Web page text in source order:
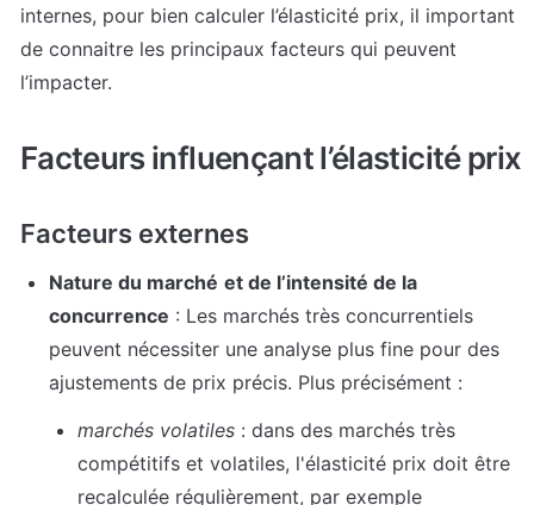
internes, pour bien calculer l’élasticité prix, il important
de connaitre les principaux facteurs qui peuvent
l’impacter.
Facteurs externes
Nature du marché et de l’intensité de la
concurrence : Les marchés très concurrentiels
peuvent nécessiter une analyse plus fine pour des
ajustements de prix précis. Plus précisément :
marchés volatiles : dans des marchés très
compétitifs et volatiles, l'élasticité prix doit être
recalculée régulièrement, par exemple